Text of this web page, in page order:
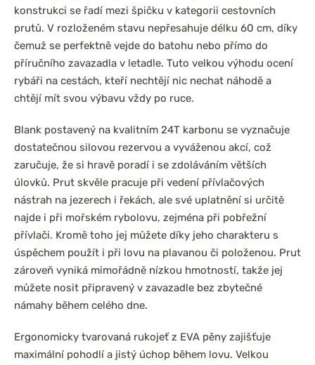
konstrukci se řadí mezi špičku v kategorii cestovních
prutů. V rozloženém stavu nepřesahuje délku 60 cm, díky
čemuž se perfektně vejde do batohu nebo přímo do
příručního zavazadla v letadle. Tuto velkou výhodu ocení
rybáři na cestách, kteří nechtějí nic nechat náhodě a
chtějí mít svou výbavu vždy po ruce.
Blank postavený na kvalitním 24T karbonu se vyznačuje
dostatečnou silovou rezervou a vyváženou akcí, což
zaručuje, že si hravě poradí i se zdoláváním větších
úlovků. Prut skvěle pracuje při vedení přívlačových
nástrah na jezerech i řekách, ale své uplatnění si určitě
najde i při mořském rybolovu, zejména při pobřežní
přívlači. Kromě toho jej můžete díky jeho charakteru s
úspěchem použít i při lovu na plavanou či položenou. Prut
zároveň vyniká mimořádně nízkou hmotností, takže jej
můžete nosit připravený v zavazadle bez zbytečné
námahy během celého dne.
Ergonomicky tvarovaná rukojeť z EVA pěny zajišťuje
maximální pohodlí a jistý úchop během lovu. Velkou